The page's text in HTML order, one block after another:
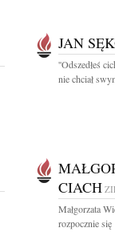
JAN
''Odszedłeś
nie chciał
CIACH
Małgorzata
rozpocznie